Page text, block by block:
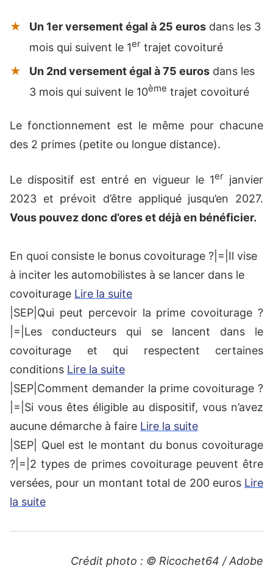
Un 1er versement égal à 25 euros dans les 3
mois qui suivent le 1er trajet covoituré
Un 2nd versement égal à 75 euros dans les
3 mois qui suivent le 10ème trajet covoituré
Le fonctionnement est le même pour chacune
des 2 primes (petite ou longue distance).
Le dispositif est entré en vigueur le 1er janvier
2023 et prévoit d’être appliqué jusqu’en 2027.
Vous pouvez donc d’ores et déjà en bénéficier.
En quoi consiste le bonus covoiturage ?|=|Il vise
à inciter les automobilistes à se lancer dans le
covoiturage Lire la suite
|SEP|Qui peut percevoir la prime covoiturage ?
|=|Les conducteurs qui se lancent dans le
covoiturage et qui respectent certaines
conditions Lire la suite
|SEP|Comment demander la prime covoiturage ?
|=|Si vous êtes éligible au dispositif, vous n’avez
aucune démarche à faire Lire la suite
|SEP| Quel est le montant du bonus covoiturage
?|=|2 types de primes covoiturage peuvent être
versées, pour un montant total de 200 euros Lire
la suite
Crédit photo : © Ricochet64 / Adobe